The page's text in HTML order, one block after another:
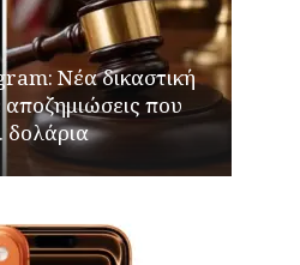
Νέα δικαστική
που
δολάρια